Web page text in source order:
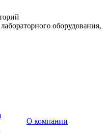
оборудования,
О компании